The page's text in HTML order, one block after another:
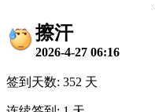
擦汗
2026-4-27 06:16
签到天数: 352 天